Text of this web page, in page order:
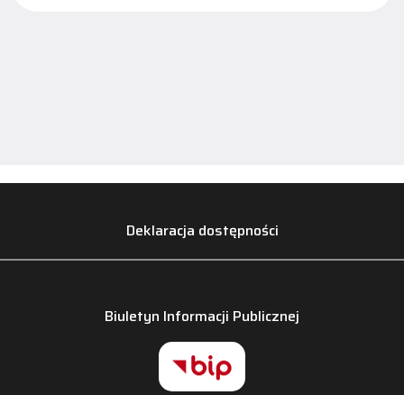
Deklaracja dostępności
Biuletyn Informacji Publicznej